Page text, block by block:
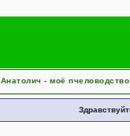
Анатолич - моё пчеловодство